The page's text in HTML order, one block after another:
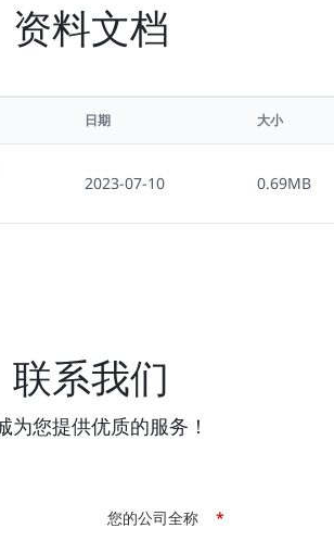
资料文档
日期 大小
2023-07-10 0.69MB
联系我们
为您提供优质的服务！
*
您的公司全称